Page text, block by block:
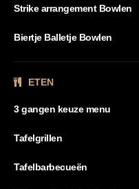
Strike arrangement Bowlen
Biertje Balletje Bowlen
ETEN
3 gangen keuze menu
Tafelgrillen
Tafelbarbecueën